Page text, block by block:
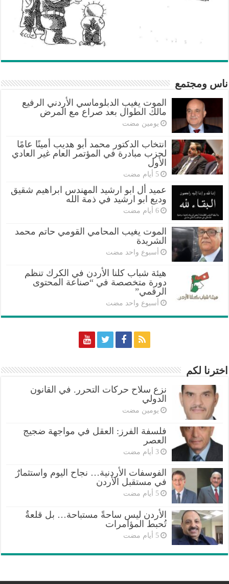
ناس ومجتمع
الموت يغيب الدبلوماسي الأردني الرفيع
مالك الطوال بعد صراع مع المرض
‏يومين مضت
انتخاب الدكتور محمد أبو هديب أمينًا عامًا
لحزب مبادرة في المؤتمر العام غير العادي
الأول
‏5 أيام مضت
عميد أل ابو ارشيد المهندس ابراهيم شقيق
وديع ابو ارشيد في ذمة الله
‏6 أيام مضت
الموت يغيب المحامي القومي حاتم محمد
الشريدة
‏أسبوع واحد مضت
هيئة شباب كلنا الأردن في الكرك تنظم
دورة متخصصة في “صناعة المحتوى
الرقمي”
‏أسبوع واحد مضت
اخترنا لكم
نزع سلاح حركات التحرر. في القانون
الدولي
‏يومين مضت
فلسفة الفرز: العقل في مواجهة ضجيج
العصر
‏3 أيام مضت
الفوسفات الأردنية… نجاح اليوم واستثمارٌ
في مستقبل الأردن
‏5 أيام مضت
الأردن ليس ساحةً مستباحة… بل قلعةٌ
تُحبط المؤامرات
‏5 أيام مضت